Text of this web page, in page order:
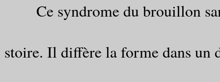
Ce syndrome du brouillon
stoire. Il diffère la forme dans un